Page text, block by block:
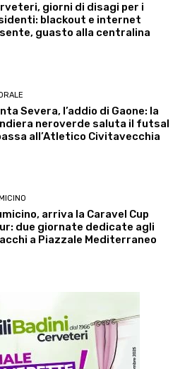
giorni di disagi per i
blackout e internet
guasto alla centralina
Severa, l’addio di Gaone: la
neroverde saluta il futsal
all’Atletico Civitavecchia
arriva la Caravel Cup
due giornate dedicate agli
a Piazzale Mediterraneo